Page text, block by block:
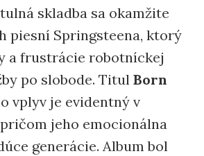
skladba sa okamžite
piesní Springsteena, ktorý
a frustrácie robotníckej
po slobode. TitulBorn
vplyv je evidentný v
jeho emocionálna
generácie. Album bol